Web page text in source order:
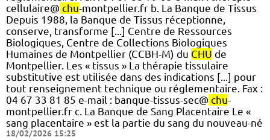
cellulaire@ chu-montpellier.fr b. La Banque de Tissus
Depuis 1988, la Banque de Tissus réceptionne,
conserve, transforme [...] Centre de Ressources
Biologiques, Centre de Collections Biologiques
Humaines de Montpellier (CCBH-M) du CHU de
Montpellier. Les « tissus » La thérapie tissulaire
substitutive est utilisée dans des indications [...] pour
tout renseignement technique ou réglementaire. Fax :
04 67 33 81 85 e-mail : banque-tissus-sec@ chu-
montpellier.fr c. La Banque de Sang Placentaire Le «
sang placentaire » est la partie du sang du nouveau-né
18/02/2026 15:25